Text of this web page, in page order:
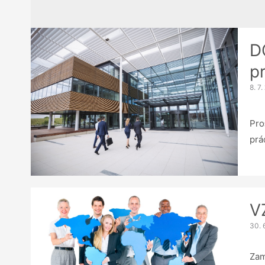
8.
30.